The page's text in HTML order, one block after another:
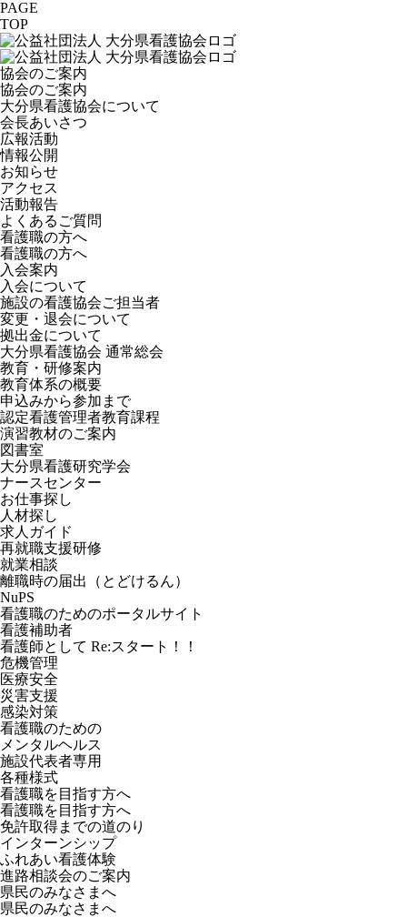
PAGE
TOP
協会のご案内
協会のご案内
大分県看護協会について
会長あいさつ
広報活動
情報公開
お知らせ
アクセス
活動報告
よくあるご質問
看護職の方へ
看護職の方へ
入会案内
入会について
施設の看護協会ご担当者
変更・退会について
拠出金について
大分県看護協会 通常総会
教育・研修案内
教育体系の概要
申込みから参加まで
認定看護管理者教育課程
演習教材のご案内
図書室
大分県看護研究学会
ナースセンター
お仕事探し
人材探し
求人ガイド
再就職支援研修
就業相談
離職時の届出（とどけるん）
NuPS
看護職のためのポータルサイト
看護補助者
看護師として Re:スタート！！
危機管理
医療安全
災害支援
感染対策
看護職のための
メンタルヘルス
施設代表者専用
各種様式
看護職を目指す方へ
看護職を目指す方へ
免許取得までの道のり
インターンシップ
ふれあい看護体験
進路相談会のご案内
県民のみなさまへ
県民のみなさまへ